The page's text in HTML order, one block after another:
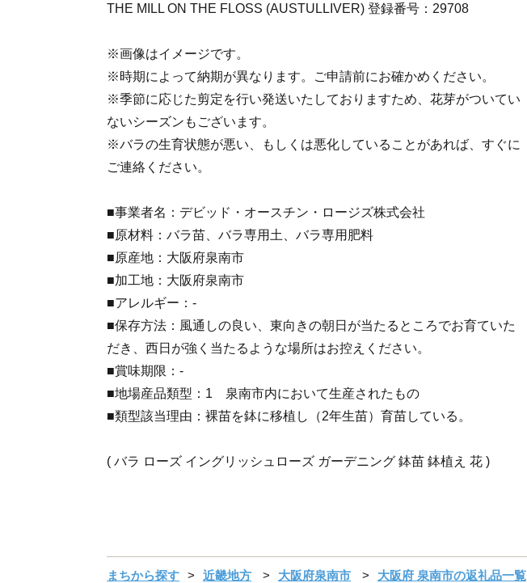
THE MILL ON THE FLOSS (AUSTULLIVER) 登録番号：29708
※画像はイメージです。
※時期によって納期が異なります。ご申請前にお確かめください。
※季節に応じた剪定を行い発送いたしておりますため、花芽がついてい
ないシーズンもございます。
※バラの生育状態が悪い、もしくは悪化していることがあれば、すぐに
ご連絡ください。
■事業者名：デビッド・オースチン・ロージズ株式会社
■原材料：バラ苗、バラ専用土、バラ専用肥料
■原産地：大阪府泉南市
■加工地：大阪府泉南市
■アレルギー：-
■保存方法：風通しの良い、東向きの朝日が当たるところでお育ていた
だき、西日が強く当たるような場所はお控えください。
■賞味期限：-
■地場産品類型：1 泉南市内において生産されたもの
■類型該当理由：裸苗を鉢に移植し（2年生苗）育苗している。
( バラ ローズ イングリッシュローズ ガーデニング 鉢苗 鉢植え 花 )
まちから探す 近畿地方 大阪府泉南市 大阪府 泉南市の返礼品一覧